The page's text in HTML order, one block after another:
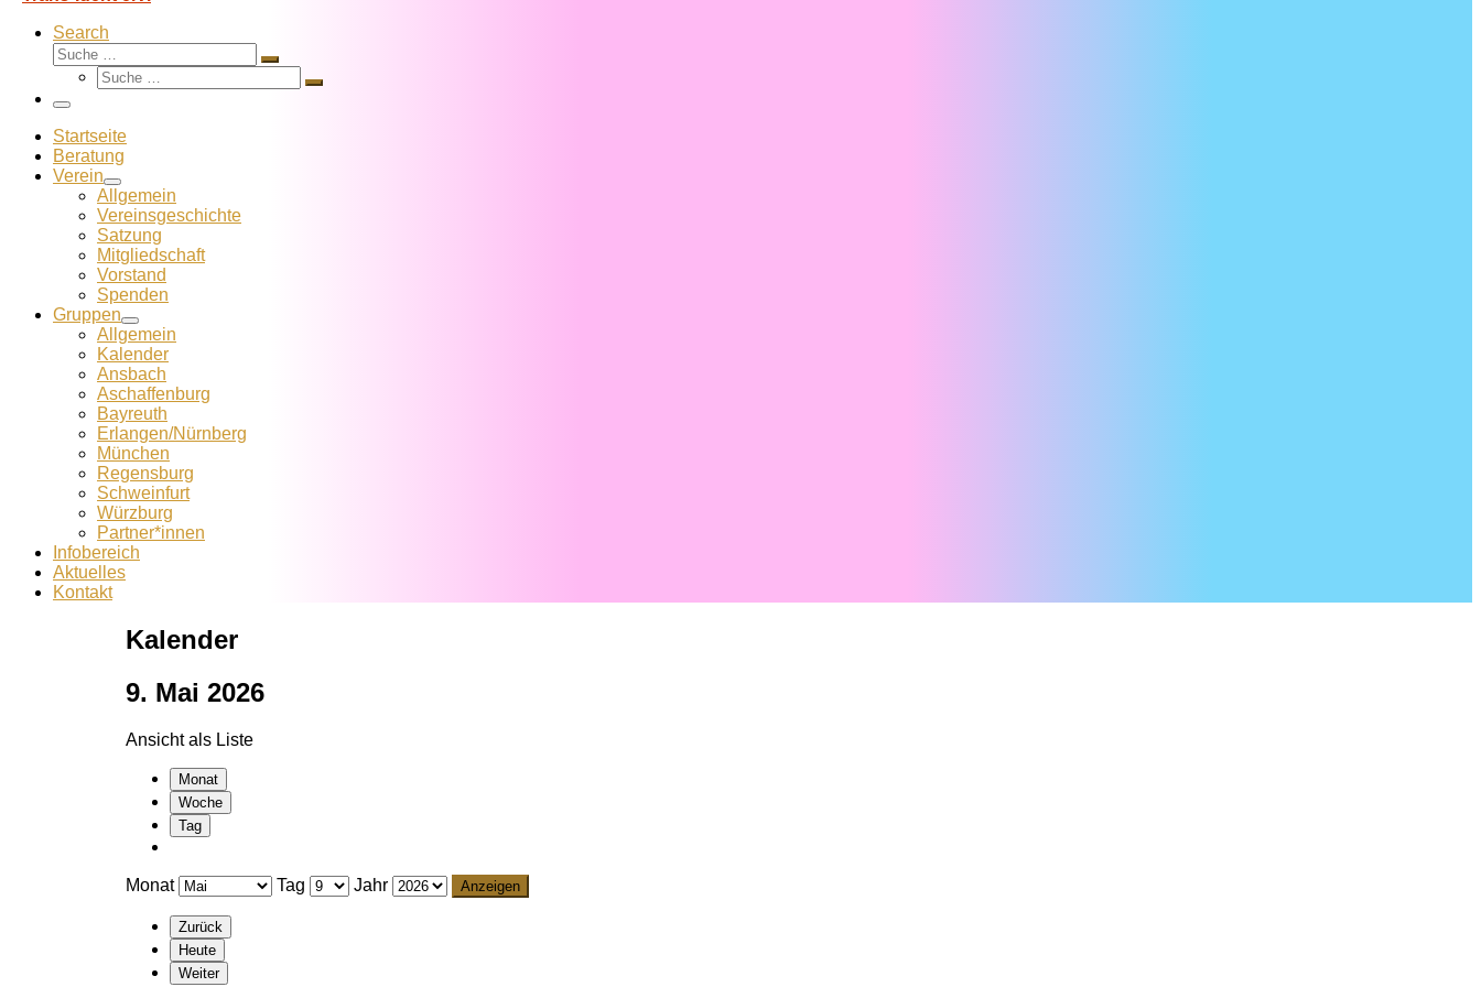
Search
Suche
Suche
Suche
Suche
Menü
Startseite
Beratung
Verein
Allgemein
Vereins­geschichte
Satzung
Mitglied­schaft
Vorstand
Spenden
Gruppen
Allgemein
Kalender
Ansbach
Aschaffenburg
Bayreuth
Erlangen/Nürnberg
München
Regensburg
Schweinfurt
Würzburg
Partner*innen
Infobereich
Aktuelles
Kontakt
Kalender
9. Mai 2026
Ansicht als Liste
Monat
Woche
Tag
Monat Tag Jahr
Zurück
Heute
Weiter